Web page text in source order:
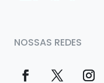
NOSSAS REDES